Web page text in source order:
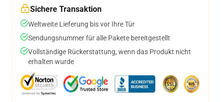
Sichere Transaktion
Weltweite Lieferung bis vor Ihre Tür
Sendungsnummer für alle Pakete bereitgestellt
Vollständige Rückerstattung, wenn das Produkt nicht
erhalten wurde